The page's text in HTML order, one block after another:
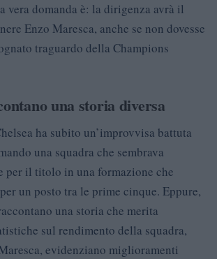
vera domanda è: la dirigenza avrà il
Enzo Maresca, anche se non dovesse
traguardo della Champions
una storia diversa
ha subito un’improvvisa battuta
una squadra che sembrava
per il titolo in una formazione che
un posto tra le prime cinque. Eppure,
una storia che merita
sul rendimento della squadra,
evidenziano miglioramenti